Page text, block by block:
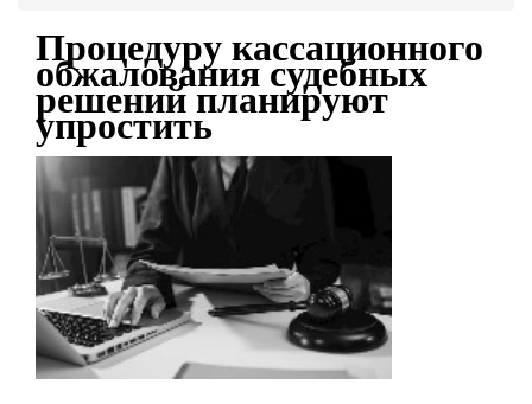
Процедуру кассационного
обжалования судебных
решений планируют
упростить